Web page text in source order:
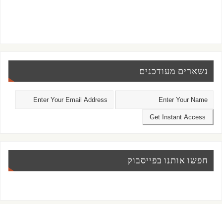
נשארים מעודכנים
חפשו אותנו בפייסבוק